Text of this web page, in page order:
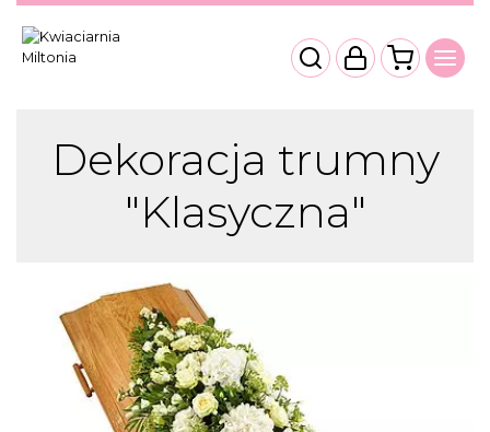
Dekoracja trumny
"Klasyczna"